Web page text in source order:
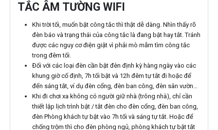
TẮC ÂM TƯỜNG WIFI
Khi trời tối, muốn bật công tắc thì thật dễ dàng. Nhìn thấy rõ
đèn báo và trạng thái của công tắc là đang bật hay tắt. Tránh
được các nguy cơ điện giật vì phải mò mẫm tìm công tắc
trong đêm tối.
Đối với các loại đèn cần bật đèn định kỳ hàng ngày vào các
khung giờ cố định, 7h tối bật và 12h đêm tự tắt đi hoặc để
đến sáng tắt, ví dụ đèn cổng, đèn ban công, đèn sân vườn…
Khi đi chơi xa không có người giữ nhà (trông nhà), chỉ cần
thiết lập lịch trình bật / tắt đèn cho đèn cổng, đèn ban công,
đèn Phòng khách tự bật vào 7h tối và sáng tự tắt. Hoặc để
chống trộm thì cho đèn phòng ngủ, phòng khách tự bật tắt